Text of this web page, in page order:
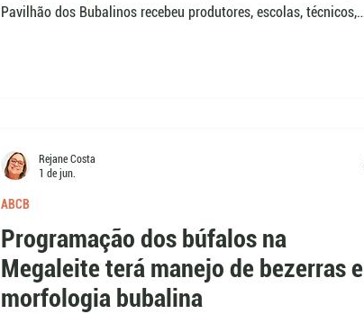
Pavilhão dos Bubalinos recebeu produtores, escolas, técnicos,
Programação dos búfalos na
Megaleite terá manejo de bezerras e
morfologia bubalina
ABCB
Rejane Costa
1 de jun.